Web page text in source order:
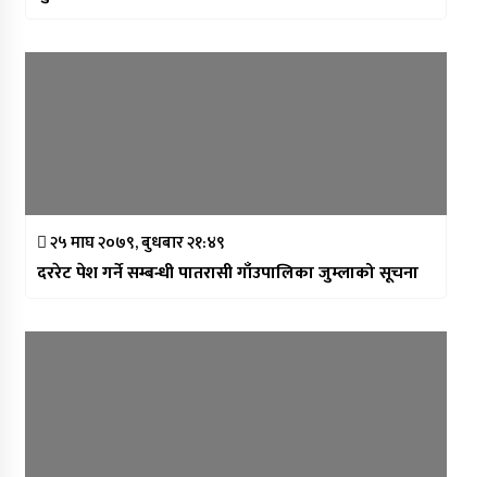
२५ माघ २०७९, बुधबार २१:४९
दररेट पेश गर्ने सम्बन्धी पातरासी गाँउपालिका जुम्लाको सूचना